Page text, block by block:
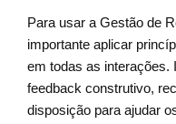
Para usar a Gestão de
importante aplicar
em todas as interações.
feedback construtivo,
disposição para ajudar